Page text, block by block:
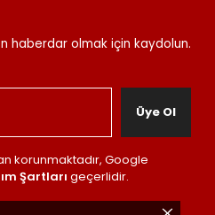
haberdar olmak için kaydolun.
Üye Ol
korunmaktadır, Google
Şartları geçerlidir.